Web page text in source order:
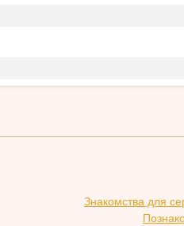
Знакомства для